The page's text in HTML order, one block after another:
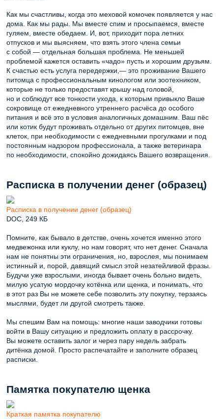
Как мы счастливы, когда это меховой комочек появляется у нас
дома. Как мы рады. Мы вместе спим и просыпаемся, вместе
гуляем, вместе обедаем. И, вот, приходит пора летних
отпусков и мы выясняем, что взять этого члена семьи
с собой — отдельная большая проблема. Не меньшей
проблемой кажется оставить «чадо» пусть и хорошим друзьям.
К счастью есть услуга передержки,— это проживание Вашего
питомца с профессиональным кинологом или зоотехником,
которые не только предоставят крышу над головой,
но и соблюдут все тонкости ухода, к которым привыкло Ваше
сокровище от ежедневного утреннего расчёса до особого
питания и всё это в условия аналогичных домашним. Ваш пёс
или котик будут проживать отдельно от других питомцев, вне
клеток, при необходимости с ежедневными прогулками и под
постоянным надзором профессионала, а также ветеринара
по необходимости, спокойно дожидаясь Вашего возвращения.
Расписка в получении денег (образец)
Расписка в получении денег (образец)
DOC, 249 КБ
Помните, как бывало в детстве, очень хочется именно этого
медвежонка или куклу, но нам говорят, что нет денег. Сначала
нам не понятны эти ограничения, но, взрослея, мы понимаем
истинный и, порой, давящий смысл этой незатейливой фразы.
Будучи уже взрослыми, иногда бывает очень больно видеть,
милую усатую мордочку котёнка или щенка, и понимать, что
в этот раз Вы не можете себе позволить эту покупку, терзаясь
мыслями, будет ли другой смотреть также.
Мы спешим Вам на помощь: многие наши заводчики готовы
войти в Вашу ситуацию и предложить оплату в рассрочку.
Вы можете оставить залог и через пару недель забрать
дитёнка домой. Просто распечатайте и заполните образец
расписки.
Памятка покупателю щенка
Краткая памятка покупателю